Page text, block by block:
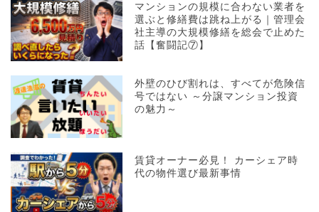
マンションの規模に合わない業者を
選ぶと修繕費は跳ね上がる｜管理会
社主導の大規模修繕を総会で止めた
話【奮闘記⑦】
外壁のひび割れは、すべてが危険信
号ではない ～分譲マンション投資
の魅力～
賃貸オーナー必見！ カーシェア時
代の物件選び最新事情